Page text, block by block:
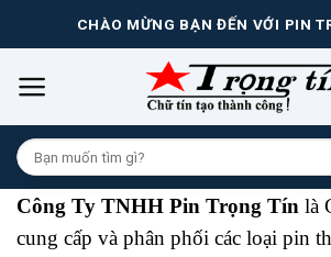
CHÀO MỪNG BẠN ĐẾN VỚI PIN
Tìm
kiếm
cho:
Công Ty TNHH Pin Trọng Tín là
cung cấp và phân phối các loại pin